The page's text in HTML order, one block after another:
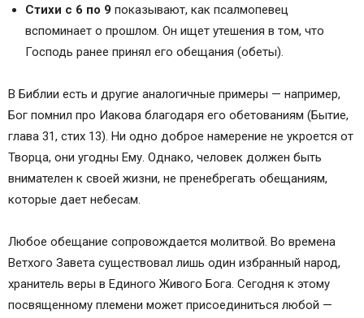
Стихи с 6 по 9 показывают, как псалмопевец
вспоминает о прошлом. Он ищет утешения в том, что
Господь ранее принял его обещания (обеты).
В Библии есть и другие аналогичные примеры — например,
Бог помнил про Иакова благодаря его обетованиям (Бытие,
глава 31, стих 13). Ни одно доброе намерение не укроется от
Творца, они угодны Ему. Однако, человек должен быть
внимателен к своей жизни, не пренебрегать обещаниям,
которые дает небесам.
Любое обещание сопровождается молитвой. Во времена
Ветхого Завета существовал лишь один избранный народ,
хранитель веры в Единого Живого Бога. Сегодня к этому
посвященному племени может присоединиться любой —